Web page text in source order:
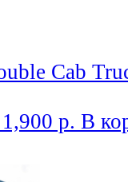
Cab
1,900 р. В